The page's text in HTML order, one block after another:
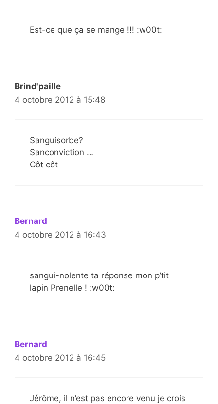
Est-ce que ça se mange !!! :w00t:
Brind'paille
4 octobre 2012 à 15:48
Sanguisorbe?
Sanconviction …
Côt côt
Bernard
4 octobre 2012 à 16:43
sangui-nolente ta réponse mon p’tit
lapin Prenelle ! :w00t:
Bernard
4 octobre 2012 à 16:45
Jérôme, il n’est pas encore venu je crois